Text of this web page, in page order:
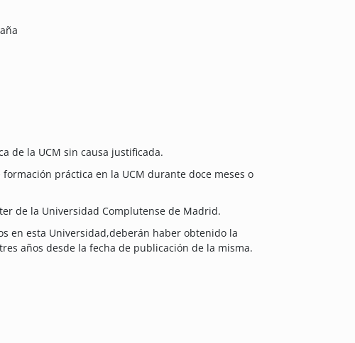
de la UCM sin causa justificada.
práctica en la UCM durante doce meses o
de la Universidad Complutense de Madrid.
en esta Universidad,deberán haber obtenido la
años desde la fecha de publicación de la misma.